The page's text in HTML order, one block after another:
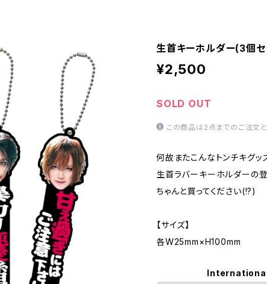
生首キーホルダー(3個セ
¥2,500
SOLD OUT
この商品は2点までのご注文
何故またこんなトンチキグッ
生首ラバーキーホルダーの登
ちゃんと買ってください(!?)
【サイズ】
各W25mm×H100mm